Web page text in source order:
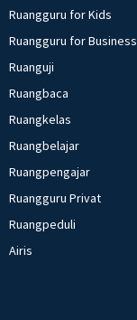
Ruangguru for Kids
Ruangguru for Business
Ruanguji
Ruangbaca
Ruangkelas
Ruangbelajar
Ruangpengajar
Ruangguru Privat
Ruangpeduli
Airis